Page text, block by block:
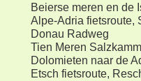
Beierse meren en de
Donau Radweg
Tien Meren
Dolomieten naar de
Etsch fietsroute,